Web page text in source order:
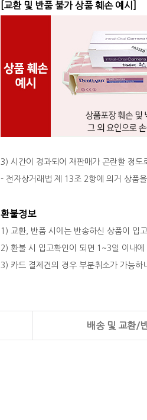
[교환 및 반품 불가 상품 훼손 예시]
3) 시간이 경과되어 재판매가 곤란할 정도
- 전자상거래법 제 13조 2항에 의거 상품
환불정보
1) 교환, 반품 시에는 반송하신 상품이 입
2) 환불 시 입고확인이 되면 1~3일 이내
3) 카드 결제건의 경우 부분취소가 가능하
배송 및 교환/